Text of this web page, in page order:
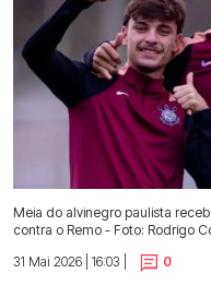
Meia do alvinegro paulista
contra o Remo - Foto: Rodrigo
31 Mai 2026 | 16:03 |
0